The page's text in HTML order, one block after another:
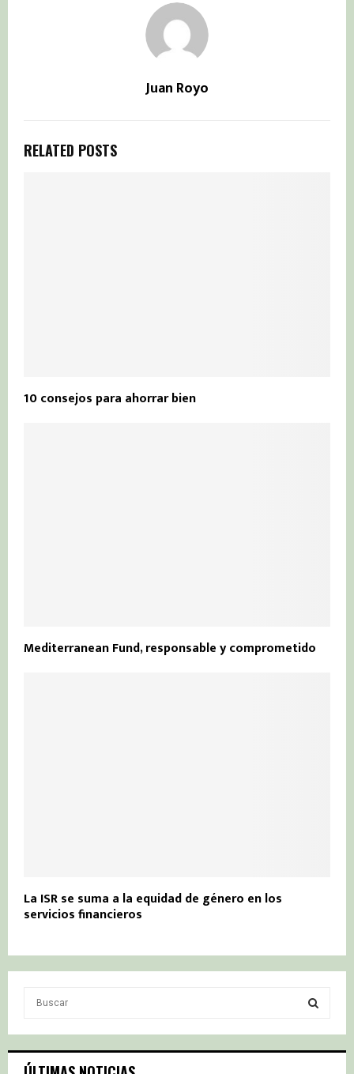
Juan Royo
RELATED POSTS
10 consejos para ahorrar bien
Mediterranean Fund, responsable y comprometido
La ISR se suma a la equidad de género en los
servicios financieros
c
S